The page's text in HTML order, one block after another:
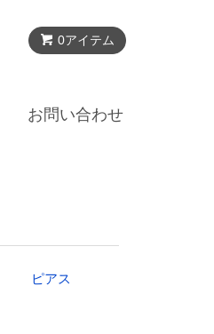
0アイテム
お問い合わせ
ピアス